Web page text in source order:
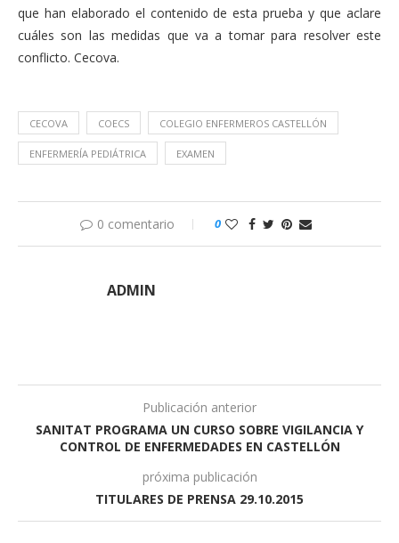
que han elaborado el contenido de esta prueba y que aclare
cuáles son las medidas que va a tomar para resolver este
conflicto. Cecova.
CECOVA COECS COLEGIO ENFERMEROS CASTELLÓN
ENFERMERÍA PEDIÁTRICA EXAMEN
0 comentario 0
ADMIN
Publicación anterior
SANITAT PROGRAMA UN CURSO SOBRE VIGILANCIA Y
CONTROL DE ENFERMEDADES EN CASTELLÓN
próxima publicación
TITULARES DE PRENSA 29.10.2015